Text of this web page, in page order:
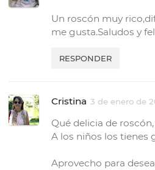
Un roscón muy
me gusta.Saludos y
RESPONDER
Cristina 3 de enero de
Qué delicia de
A los niños los tienes
Aprovecho para